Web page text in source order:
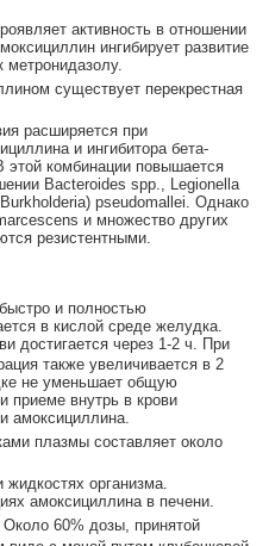
активность в отношении
ингибирует развитие
метронидазолу.
существует перекрестная
расширяется при
и ингибитора бета-
этой комбинации повышается
Bacteroides spp., Legionella
pseudomallei. Однако
и множество других
резистентными.
и полностью
в кислой среде желудка.
достигается через 1-2 ч. При
также увеличивается в 2
не уменьшает общую
приеме внутрь в крови
амоксициллина.
плазмы составляет около
жидкостях организма.
амоксициллина в печени.
60% дозы, принятой